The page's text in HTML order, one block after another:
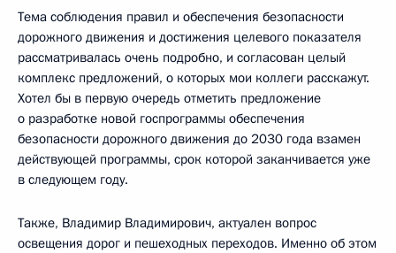
Тема соблюдения правил и обеспечения безопасности
дорожного движения и достижения целевого показателя
рассматривалась очень подробно, и согласован целый
комплекс предложений, о которых мои коллеги расскажут.
Хотел бы в первую очередь отметить предложение
о разработке новой госпрограммы обеспечения
безопасности дорожного движения до 2030 года взамен
действующей программы, срок которой заканчивается уже
в следующем году.
Также, Владимир Владимирович, актуален вопрос
освещения дорог и пешеходных переходов. Именно об этом